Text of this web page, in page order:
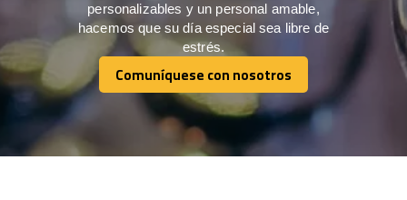
personalizables y un personal amable,
hacemos que su día especial sea libre de
estrés.
Comuníquese con nosotros
Comuníquese con nosotros